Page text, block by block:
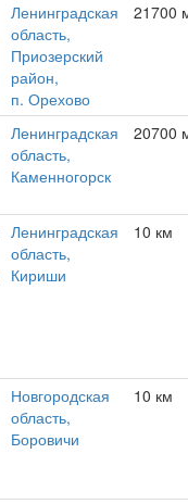
Ленинградская
область,
Приозерский
район,
п. Орехово
21700
Ленинградская
область,
Каменногорск
20700
Ленинградская
область,
Кириши
10 км
Новгородская
область,
Боровичи
10 км